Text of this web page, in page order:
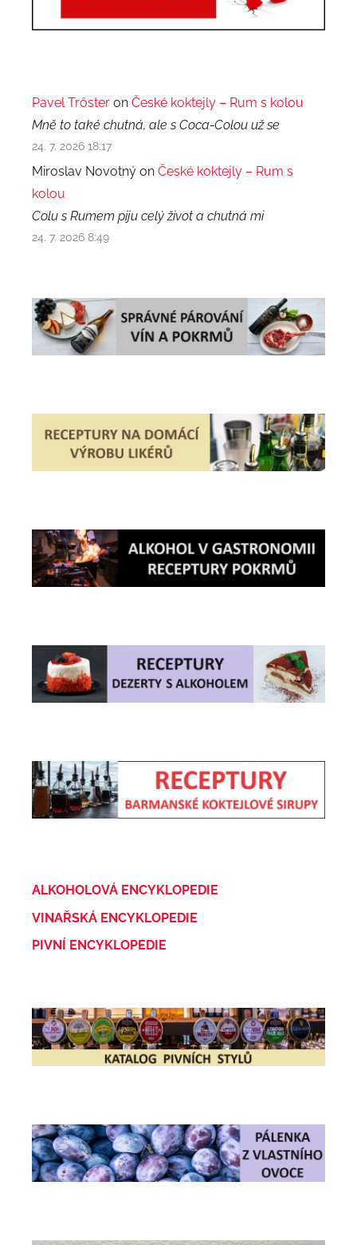
Pavel Trőster on České koktejly – Rum s kolou
Mně to také chutná, ale s Coca-Colou už se
24. 7. 2026 18:17
Miroslav Novotný on České koktejly – Rum s
kolou
Colu s Rumem piju celý život a chutná mi
24. 7. 2026 8:49
ALKOHOLOVÁ ENCYKLOPEDIE
VINAŘSKÁ ENCYKLOPEDIE
PIVNÍ ENCYKLOPEDIE